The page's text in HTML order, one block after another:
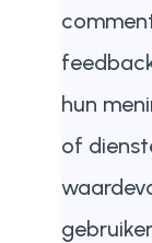
hun
of